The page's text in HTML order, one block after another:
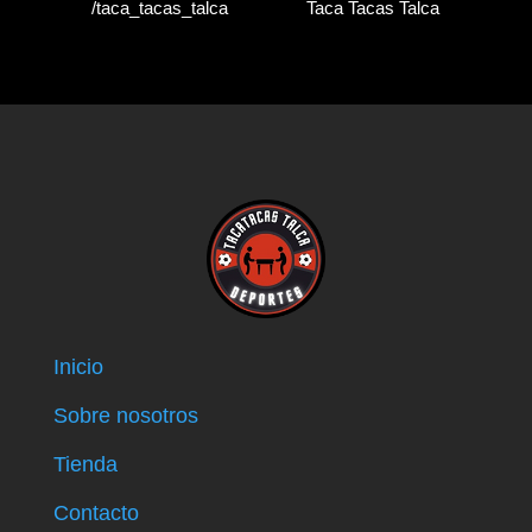
/taca_tacas_talca Taca Tacas Talca
Inicio
Sobre nosotros
Tienda
Contacto